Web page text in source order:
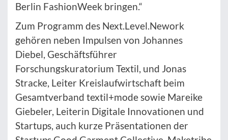
Berlin FashionWeek bringen.“
Zum Programm des Next.Level.Nework
gehören neben Impulsen von Johannes
Diebel, Geschäftsführer
Forschungskuratorium Textil, und Jonas
Stracke, Leiter Kreislaufwirtschaft beim
Gesamtverband textil+mode sowie Mareike
Giebeler, Leiterin Digitale Innovationen und
Startups, auch kurze Präsentationen der